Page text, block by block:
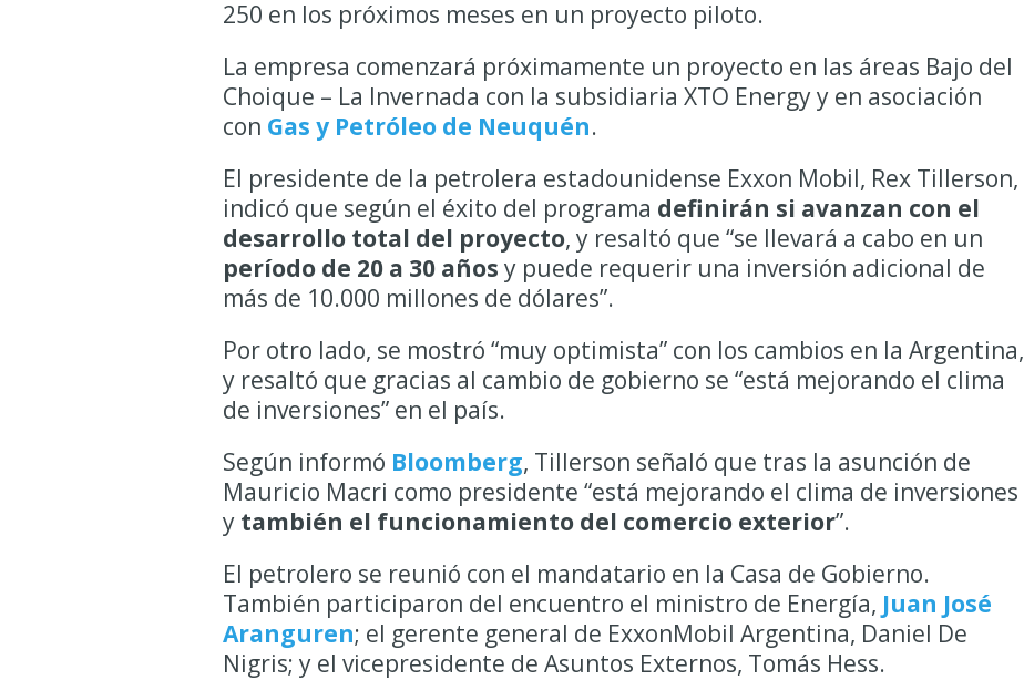
250 en los próximos meses en un proyecto piloto.
La empresa comenzará próximamente un proyecto en las áreas Bajo del
Choique – La Invernada con la subsidiaria XTO Energy y en asociación
con Gas y Petróleo de Neuquén.
El presidente de la petrolera estadounidense Exxon Mobil, Rex Tillerson,
indicó que según el éxito del programa definirán si avanzan con el
desarrollo total del proyecto, y resaltó que “se llevará a cabo en un
período de 20 a 30 años y puede requerir una inversión adicional de
más de 10.000 millones de dólares”.
Por otro lado, se mostró “muy optimista” con los cambios en la Argentina,
y resaltó que gracias al cambio de gobierno se “está mejorando el clima
de inversiones” en el país.
Según informó Bloomberg, Tillerson señaló que tras la asunción de
Mauricio Macri como presidente “está mejorando el clima de inversiones
y también el funcionamiento del comercio exterior”.
El petrolero se reunió con el mandatario en la Casa de Gobierno.
También participaron del encuentro el ministro de Energía, Juan José
Aranguren; el gerente general de ExxonMobil Argentina, Daniel De
Nigris; y el vicepresidente de Asuntos Externos, Tomás Hess.